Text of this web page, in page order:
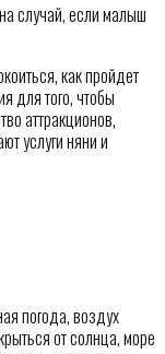
случай, если малыш
как пройдет
для того, чтобы
аттракционов,
услуги няни и
погода, воздух
от солнца, море